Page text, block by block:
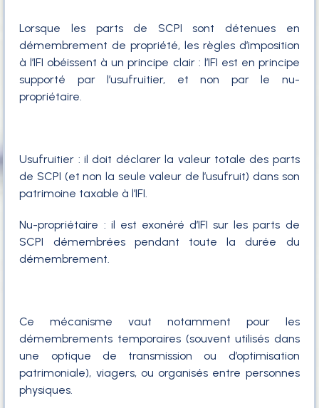
Lorsque les parts de SCPI sont détenues en
démembrement de propriété, les règles d’imposition
à l’IFI obéissent à un principe clair : l’IFI est en principe
supporté par l’usufruitier, et non par le nu-
propriétaire.
Usufruitier : il doit déclarer la valeur totale des parts
de SCPI (et non la seule valeur de l’usufruit) dans son
patrimoine taxable à l’IFI.
Nu-propriétaire : il est exonéré d’IFI sur les parts de
SCPI démembrées pendant toute la durée du
démembrement.
Ce mécanisme vaut notamment pour les
démembrements temporaires (souvent utilisés dans
une optique de transmission ou d’optimisation
patrimoniale), viagers, ou organisés entre personnes
physiques.